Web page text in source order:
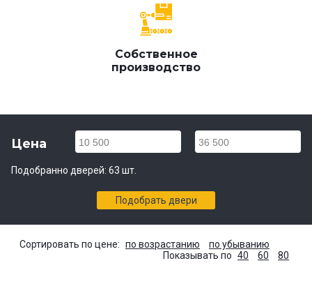
Собственное
производство
Цена 10 500 36 500
Подобранно дверей: 63 шт.
Подобрать двери
Сортировать по цене: по возрастанию
по убыванию
Показывать по 40 60 80